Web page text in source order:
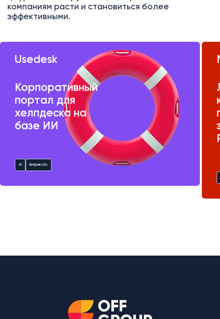
компаниям расти и становиться более
эффективными.
Usedesk
Корпоративный
портал для
хелпдеска на
базе ИИ
AI Битрикс24